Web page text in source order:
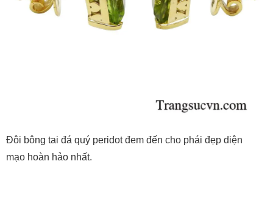
Đôi bông tai đá quý peridot đem đến cho phái đẹp diện
mạo hoàn hảo nhất.